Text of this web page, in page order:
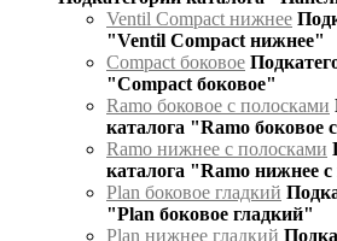
Ventil Compact нижнее
"Ventil Compact нижнее"
Compact боковое
"Compact боковое"
Ramo боковое с полосками
каталога "Ramo боковое
Ramo нижнее с полосками
каталога "Ramo нижнее
Plan боковое гладкий
"Plan боковое гладкий"
Plan нижнее гладкий